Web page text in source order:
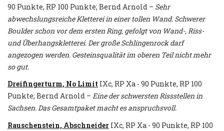
90 Punkte, RP 100 Punkte; Bernd Arnold – Sehr
abwechslungsreiche Kletterei in einer tollen Wand. Schwerer
Boulder schon vor dem ersten Ring, gefolgt von Wand-, Riss-
und Überhangskletterei. Der große Schlingenrock darf
angezogen werden. Gesteinsqualität im oberen Teil nicht mehr
so gut.
Dreifingerturm, No Limit IXc, RP Xa - 90 Punkte, RP 100
Punkte; Bernd Arnold – Eine der schwersten Rissstellen in
Sachsen. Das Gesamtpaket macht es anspruchsvoll.
Rauschenstein, Abschneider IXc, RP Xa - 90 Punkte, RP 100